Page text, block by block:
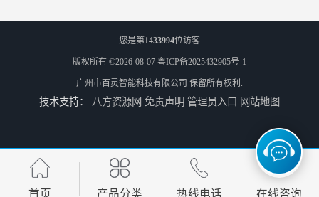
潮州人脸识别系统价格 能够识别活体人脸 非接触性 潮州智能人脸识别系统 可以应用于不同场景 高度自动化
您是第1433994位访客
版权所有 ©2026-08-07 粤ICP备2025432905号-1
广州市百灵智能科技有限公司 保留所有权利.
技术支持： 八方资源网 免责声明 管理员入口 网站地图
首页 产品分类 热线电话 在线咨询